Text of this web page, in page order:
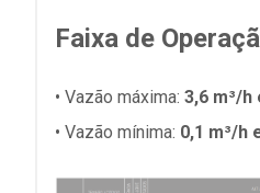
Faixa de
• Vazão máxima: 3,6 m³/h
• Vazão mínima: 0,1 m³/h